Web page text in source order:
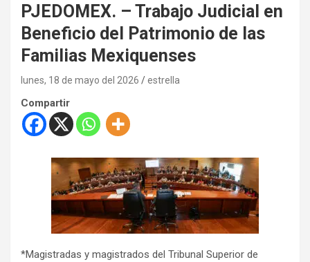
PJEDOMEX. – Trabajo Judicial en
Beneficio del Patrimonio de las
Familias Mexiquenses
lunes, 18 de mayo del 2026 estrella
Compartir
*Magistradas y magistrados del Tribunal Superior de